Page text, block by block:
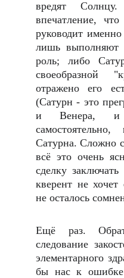
вредят
впечатление,
руководит
лишь выполняют
роль; либо
своеобразной
отражено его
(Сатурн - это
и Венера, и
Сатурна. Сложно
всё это очень
сделку
кверент не
не осталось
Ещё раз.
следование
элементарного
бы нас к